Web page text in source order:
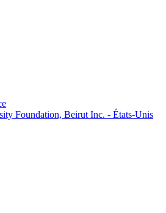
Foundation, Beirut Inc. - États-Unis